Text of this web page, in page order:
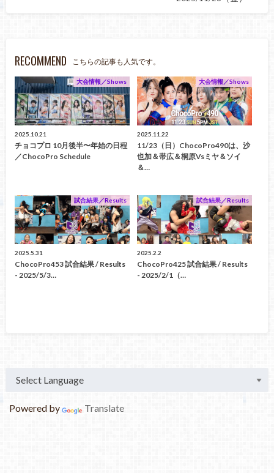
RECOMMEND こちらの記事も人気です。
大会情報／Shows
2025.10.21
チョコプロ 10月後半〜年始の日程
／ChocoPro Schedule
大会情報／Shows
2025.11.22
11/23（日）ChocoPro490は、沙
也加＆帯広＆桐原vsミヤ＆ソイ
＆…
試合結果／Results
2025.5.31
ChocoPro453 試合結果 / Results
- 2025/5/3…
試合結果／Results
2025.2.2
ChocoPro425 試合結果 / Results
- 2025/2/1（…
Powered by Translate